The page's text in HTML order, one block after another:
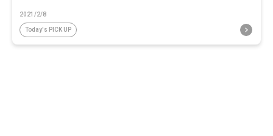
2021/2/8
Today's PICK UP